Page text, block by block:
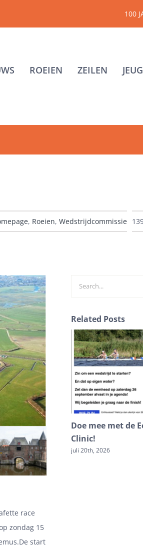
100
ROEIEN ZEILEN
, Roeien, Wedstrijdcommissie
race
zondag 15
start
Related Posts
Doe mee met de
Clinic!
juli 20th, 2026